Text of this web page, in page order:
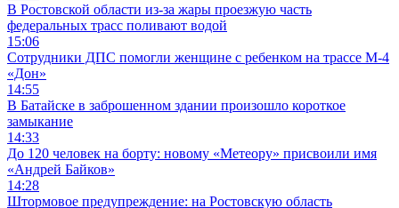
В Ростовской области из-за жары проезжую часть
федеральных трасс поливают водой
15:06
Сотрудники ДПС помогли женщине с ребенком на трассе М-4
«Дон»
14:55
В Батайске в заброшенном здании произошло короткое
замыкание
14:33
До 120 человек на борту: новому «Метеору» присвоили имя
«Андрей Байков»
14:28
Штормовое предупреждение: на Ростовскую область